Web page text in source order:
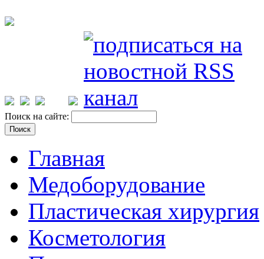
Поиск на сайте:
Главная
Медоборудование
Пластическая хирургия
Косметология